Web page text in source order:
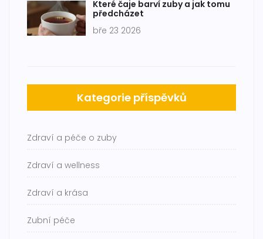
Které čaje barví zuby a jak tomu
předcházet
bře 23 2026
Kategorie příspěvků
Zdraví a péče o zuby
Zdraví a wellness
Zdraví a krása
Zubní péče